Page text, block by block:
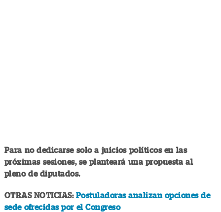
Para no dedicarse solo a juicios políticos en las
próximas sesiones, se planteará una propuesta al
pleno de diputados.
OTRAS NOTICIAS: Postuladoras analizan opciones de
sede ofrecidas por el Congreso